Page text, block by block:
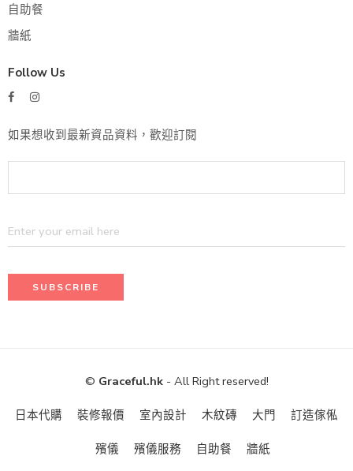
自助餐
牆紙
Follow Us
如果想收到最新資品資料，歡迎訂閱
© Graceful.hk- All Right reserved!
日本代購 裝修報價 室內設計 木紋磚 大門 訂造傢俬
殯儀 殯儀服務 自助餐 牆紙